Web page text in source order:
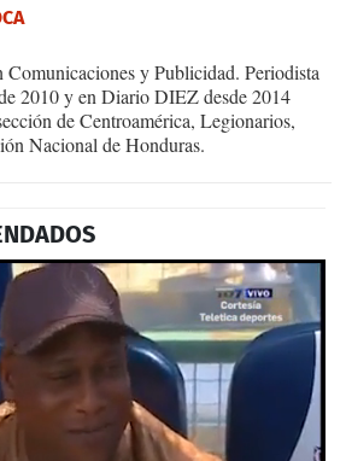
Comunicaciones y Publicidad. Periodista
2010 y en Diario DIEZ desde 2014
de Centroamérica, Legionarios,
Nacional de Honduras.